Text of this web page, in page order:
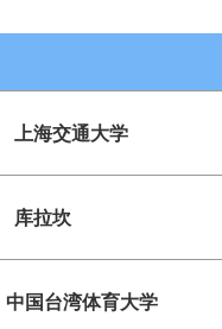
上海交通大学
库拉坎
中国台湾体育大学